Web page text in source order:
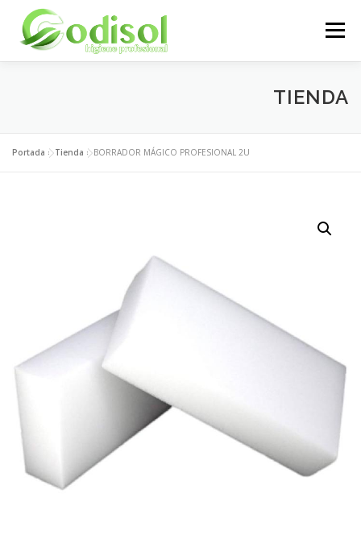
contenido
Menú
ÁREA CLIENTES CONTACTO
TIENDA
Portada »Tienda »BORRADOR MÁGICO PROFESIONAL 2U